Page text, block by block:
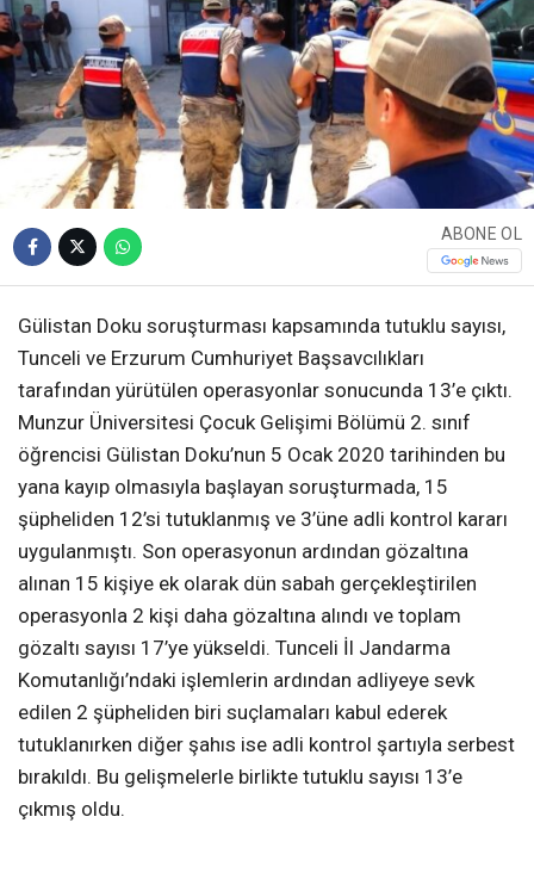
ABONE OL
Gülistan Doku soruşturması kapsamında tutuklu sayısı,
Tunceli ve Erzurum Cumhuriyet Başsavcılıkları
tarafından yürütülen operasyonlar sonucunda 13’e çıktı.
Munzur Üniversitesi Çocuk Gelişimi Bölümü 2. sınıf
öğrencisi Gülistan Doku’nun 5 Ocak 2020 tarihinden bu
yana kayıp olmasıyla başlayan soruşturmada, 15
şüpheliden 12’si tutuklanmış ve 3’üne adli kontrol kararı
uygulanmıştı. Son operasyonun ardından gözaltına
alınan 15 kişiye ek olarak dün sabah gerçekleştirilen
operasyonla 2 kişi daha gözaltına alındı ve toplam
gözaltı sayısı 17’ye yükseldi. Tunceli İl Jandarma
Komutanlığı’ndaki işlemlerin ardından adliyeye sevk
edilen 2 şüpheliden biri suçlamaları kabul ederek
tutuklanırken diğer şahıs ise adli kontrol şartıyla serbest
bırakıldı. Bu gelişmelerle birlikte tutuklu sayısı 13’e
çıkmış oldu.